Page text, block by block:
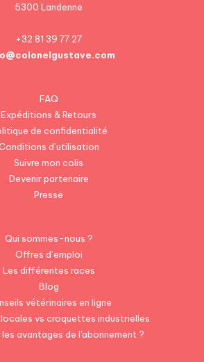
5300 Landenne
+32 81 39 77 27
FAQ
Expéditions & Retours
de confidentialité
d’utilisation
Suivre mon colis
Devenir partenaire
Presse
Qui sommes-nous ?
Offres d’emploi
Les différentes races
Blog
vétérinaires en ligne
vs croquettes industrielles
avantages de l'abonnement ?